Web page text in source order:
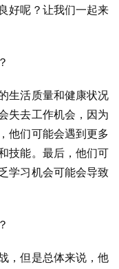
好呢？让我们一起来
生活质量和健康状况
失去工作机会，因为
他们可能会遇到更多
技能。最后，他们可
学习机会可能会导致
，但是总体来说，他